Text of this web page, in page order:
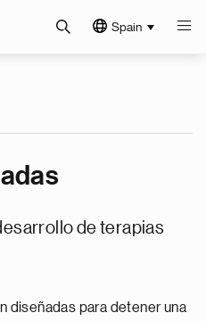
Spain
de terapias
diseñadas para detener una